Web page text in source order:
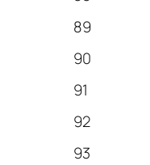
89
90
91
92
93